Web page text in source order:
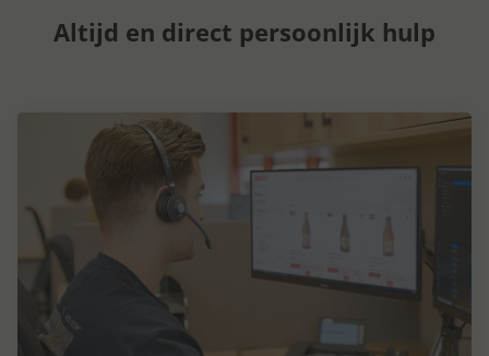
Altijd en direct persoonlijk hulp